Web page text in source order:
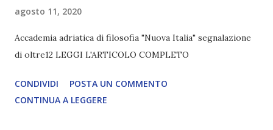
agosto 11, 2020
Accademia adriatica di filosofia "Nuova Italia" segnalazione
di oltre12 LEGGI L'ARTICOLO COMPLETO
CONDIVIDI
POSTA UN COMMENTO
CONTINUA A LEGGERE